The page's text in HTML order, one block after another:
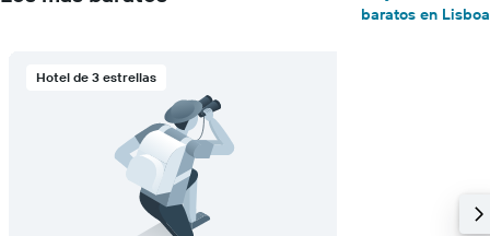
baratos en Lisboa
Hotel de 3 estrellas